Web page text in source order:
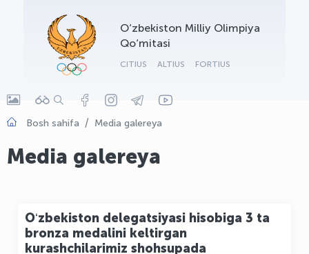
O‘zbekiston Milliy Olimpiya
Qo‘mitasi
CITIUS ALTIUS FORTIUS
Bosh sahifa Media galereya
Media galereya
Oʻzbekiston delegatsiyasi hisobiga 3 ta
bronza medalini keltirgan
kurashchilarimiz shohsupada
OLYMPCHIK AI - yordamchi
Onlayn · olympic.uz